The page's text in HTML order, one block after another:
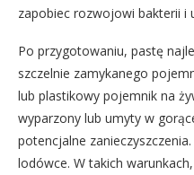
zapobiec rozwojowi bakterii i
Po przygotowaniu, pastę
szczelnie zamykanego
lub plastikowy pojemnik na
wyparzony lub umyty w
potencjalne
lodówce. W takich